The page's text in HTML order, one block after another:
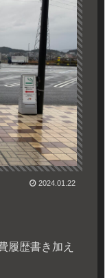
2024.01.22
履歴書き加え